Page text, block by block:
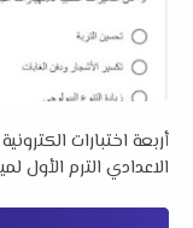
أربعة اختبارات
الاعدادي الترم الأول